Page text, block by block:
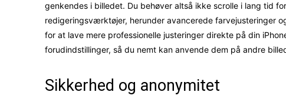
genkendes i billedet. Du behøver altså ikke scrolle i lang tid
redigeringsværktøjer, herunder avancerede farvejusteringer
for at lave mere professionelle justeringer direkte på din
forudindstillinger, så du nemt kan anvende dem på andre
Sikkerhed og anonymitet